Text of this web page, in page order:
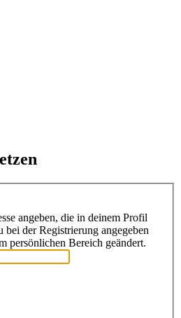
angeben, die in deinem Profil
bei der Registrierung angegeben
persönlichen Bereich geändert.